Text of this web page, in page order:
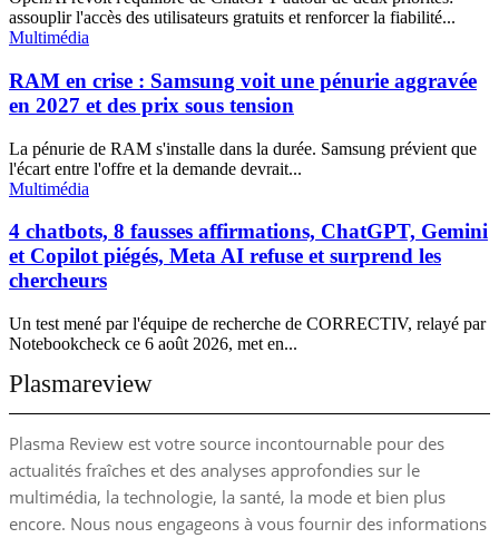
assouplir l'accès des utilisateurs gratuits et renforcer la fiabilité...
Multimédia
RAM en crise : Samsung voit une pénurie aggravée
en 2027 et des prix sous tension
La pénurie de RAM s'installe dans la durée. Samsung prévient que
l'écart entre l'offre et la demande devrait...
Multimédia
4 chatbots, 8 fausses affirmations, ChatGPT, Gemini
et Copilot piégés, Meta AI refuse et surprend les
chercheurs
Un test mené par l'équipe de recherche de CORRECTIV, relayé par
Notebookcheck ce 6 août 2026, met en...
Plasmareview
Plasma Review est votre source incontournable pour des
actualités fraîches et des analyses approfondies sur le
multimédia, la technologie, la santé, la mode et bien plus
encore. Nous nous engageons à vous fournir des informations